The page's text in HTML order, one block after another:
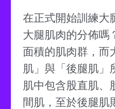
在正式開始訓練大
大腿肌肉的分佈嗎
面積的肌肉群，而
肌」與「後腿肌」
肌中包含股直肌、
間肌，至於後腿肌